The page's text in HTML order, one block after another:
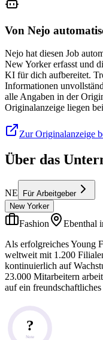
Von Nejo
Nejo hat diesen Job
New Yorker erfasst und
KI für dich aufbereitet.
Informationen
alle Angaben in der
Originalanzeige liegen
Zur Originalanzeige
Über das
NE
Für Arbeitgeber
New Yorker
Fashion
Ebenthal
Als erfolgreiches Young
weltweit mit 1.200
kontinuierlich auf
23.000 Mitarbeitern
auf ein
?
Note